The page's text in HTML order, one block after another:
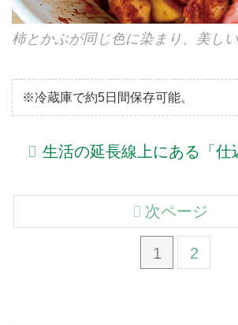
柿とかぶが同じ色に染まり、美しい
※冷蔵庫で約5日間保存可能。
生活の延長線上にある「仕
1 2
次ページ